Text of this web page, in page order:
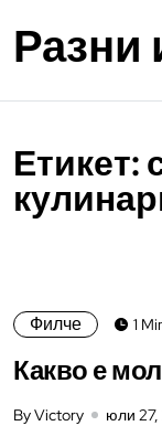
Разни
Етикет:
Филче 1
Какво е
By Victory юли 27,